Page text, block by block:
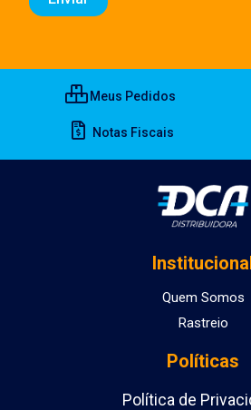
Meus Pedidos
Notas Fiscais
Quem Somos
Rastreio
Políticas
Política de